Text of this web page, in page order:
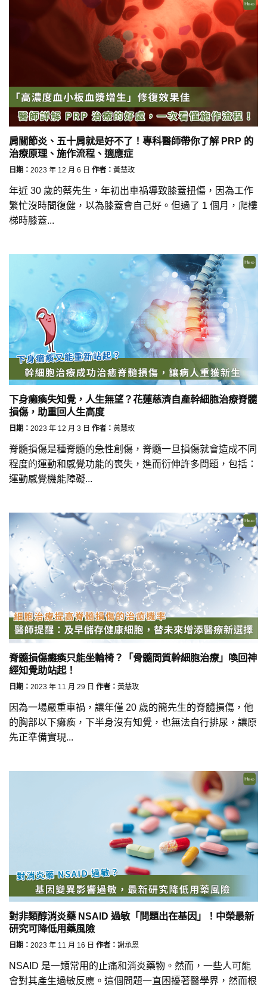
肩關節炎、五十肩就是好不了！專科醫師帶你了解 PRP 的
治療原理、施作流程、適應症
日期： 2023 年 12 月 6 日 作者： 黃慧玫
年近 30 歲的蔡先生，年初出車禍導致膝蓋扭傷，因為工作
繁忙沒時間復健，以為膝蓋會自己好。但過了 1 個月，爬樓
梯時膝蓋...
下身癱瘓失知覺，人生無望？花蓮慈濟自產幹細胞治療脊髓
損傷，助重回人生高度
日期： 2023 年 12 月 3 日 作者： 黃慧玫
脊髓損傷是種脊髓的急性創傷，脊髓一旦損傷就會造成不同
程度的運動和感覺功能的喪失，進而衍伸許多問題，包括：
運動感覺機能障礙...
脊髓損傷癱瘓只能坐輪椅？「骨髓間質幹細胞治療」喚回神
經知覺助站起！
日期： 2023 年 11 月 29 日 作者： 黃慧玫
因為一場嚴重車禍，讓年僅 20 歲的簡先生的脊髓損傷，他
的胸部以下癱瘓，下半身沒有知覺，也無法自行排尿，讓原
先正準備實現...
對非類醇消炎藥 NSAID 過敏「問題出在基因」！中榮最新
研究可降低用藥風險
日期： 2023 年 11 月 16 日 作者： 謝承恩
NSAID 是一類常用的止痛和消炎藥物。然而，一些人可能
會對其產生過敏反應。這個問題一直困擾著醫學界，然而根